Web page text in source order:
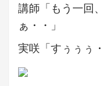
講師「もう一回
ぁ・・」
実咲「すぅぅぅ